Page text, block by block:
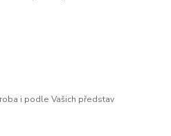
i podle Vašich představ